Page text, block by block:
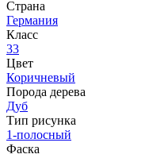
Страна
Германия
Класс
33
Цвет
Коричневый
Порода дерева
Дуб
Тип рисунка
1-полосный
Фаска